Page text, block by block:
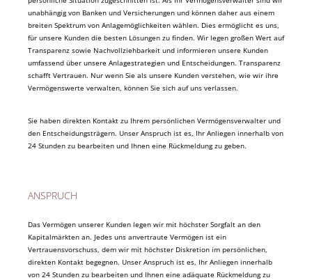
unabhängig von Banken und Versicherungen und können daher aus einem
breiten Spektrum von Anlagemöglichkeiten wählen. Dies ermöglicht es uns,
für unsere Kunden die besten Lösungen zu finden. Wir legen großen Wert auf
Transparenz sowie Nachvollziehbarkeit und informieren unsere Kunden
umfassend über unsere Anlagestrategien und Entscheidungen. Transparenz
schafft Vertrauen. Nur wenn Sie als unsere Kunden verstehen, wie wir ihre
Vermögenswerte verwalten, können Sie sich auf uns verlassen.
Sie haben direkten Kontakt zu Ihrem persönlichen Vermögensverwalter und
den Entscheidungsträgern. Unser Anspruch ist es, Ihr Anliegen innerhalb von
24 Stunden zu bearbeiten und Ihnen eine Rückmeldung zu geben.
ANSPRUCH
Das Vermögen unserer Kunden legen wir mit höchster Sorgfalt an den
Kapitalmärkten an. Jedes uns anvertraute Vermögen ist ein
Vertrauensvorschuss, dem wir mit höchster Diskretion im persönlichen,
direkten Kontakt begegnen. Unser Anspruch ist es, Ihr Anliegen innerhalb
von 24 Stunden zu bearbeiten und Ihnen eine adäquate Rückmeldung zu